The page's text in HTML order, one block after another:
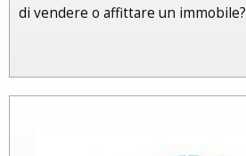
di vendere o affittare un immobile?